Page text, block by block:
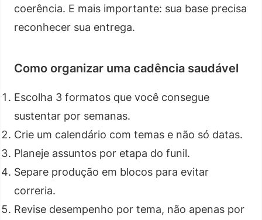
coerência. E mais importante: sua base precisa
reconhecer sua entrega.
Como organizar uma cadência saudável
Escolha 3 formatos que você consegue
sustentar por semanas.
Crie um calendário com temas e não só datas.
Planeje assuntos por etapa do funil.
Separe produção em blocos para evitar
correria.
Revise desempenho por tema, não apenas por